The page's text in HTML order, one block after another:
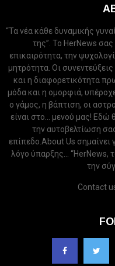
“Τα νέα κάθε δυναμικής
της”. Το HerNews
επικαιρότητα, την
μητρότητα. Οι
και η διαφορετικότητα
μόδα και η ομορφιά,
ο γάμος, η βάπτιση, οι
είναι στο... μενού μας! Εδώ
την αυτοβελτίωση
επίπεδο.About Us σημαίνει
λόγο ύπαρξης... “HerNews,
την
Contact